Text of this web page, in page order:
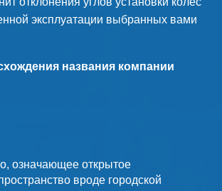
эксплуатации выбранных вами
названия компании
означающее открытое
вроде городской